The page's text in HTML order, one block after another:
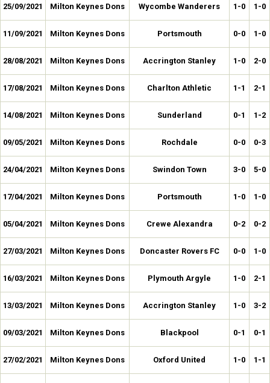
25/09/2021 Milton Keynes Dons Wycombe Wanderers 1-0 1-0
11/09/2021 Milton Keynes Dons Portsmouth 0-0 1-0
28/08/2021 Milton Keynes Dons Accrington Stanley 1-0 2-0
17/08/2021 Milton Keynes Dons Charlton Athletic 1-1 2-1
14/08/2021 Milton Keynes Dons Sunderland 0-1 1-2
09/05/2021 Milton Keynes Dons Rochdale 0-0 0-3
24/04/2021 Milton Keynes Dons Swindon Town 3-0 5-0
17/04/2021 Milton Keynes Dons Portsmouth 1-0 1-0
05/04/2021 Milton Keynes Dons Crewe Alexandra 0-2 0-2
27/03/2021 Milton Keynes Dons Doncaster Rovers FC 0-0 1-0
16/03/2021 Milton Keynes Dons Plymouth Argyle 1-0 2-1
13/03/2021 Milton Keynes Dons Accrington Stanley 1-0 3-2
09/03/2021 Milton Keynes Dons Blackpool 0-1 0-1
27/02/2021 Milton Keynes Dons Oxford United 1-0 1-1